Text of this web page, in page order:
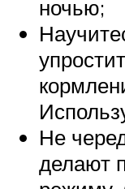
ночью;
Не
делают